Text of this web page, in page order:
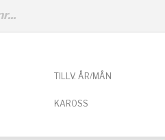
TILLV. ÅR/MÅN
KAROSS